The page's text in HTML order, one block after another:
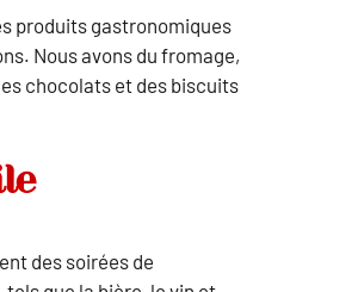
produits gastronomiques
Nous avons du fromage,
chocolats et des biscuits
des soirées de